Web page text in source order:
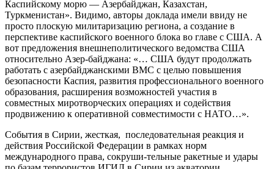
Каспийскому морю — Азербайджан, Казахстан,
Туркменистан». Видимо, авторы доклада имели ввиду не
просто плоскую милитаризацию региона, а создание в
перспективе каспийского военного блока во главе с США. А
вот предложения внешнеполитического ведомства США
относительно Азер-байджана: «… США будут продолжать
работать с азербайджанскими ВМС с целью повышения
безопасности Каспия, развития профессионального военного
образования, расширения возможностей участия в
совместных миротворческих операциях и содействия
продвижению к оперативной совместимости с НАТО…».
События в Сирии, жесткая, последовательная реакция и
действия Российской Федерации в рамках норм
международного права, сокруши-тельные ракетные и удары